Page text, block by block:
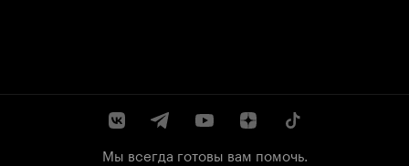
Мы всегда готовы вам помочь.